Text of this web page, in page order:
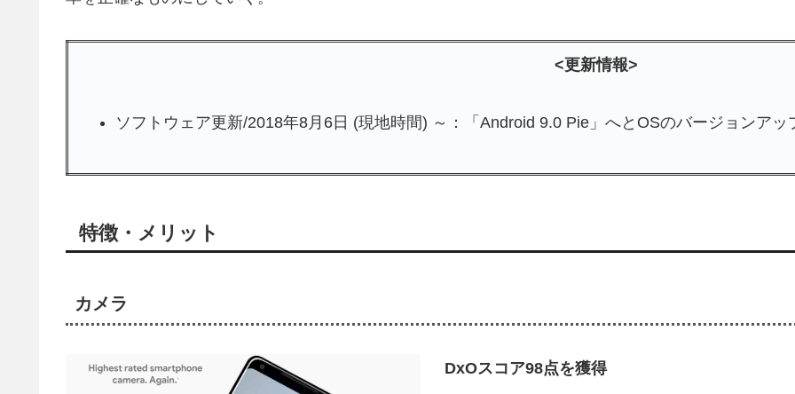
<更新情報>
ソフトウェア更新/2018年8月6日 (現地時間) ～：「Android 9.0 Pie」へとOSのバージョンアッ
特徴・メリット
カメラ
DxOスコア98点を獲得